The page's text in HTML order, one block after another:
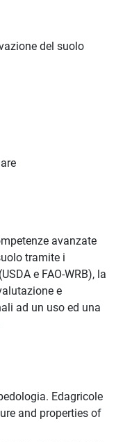
del suolo
avanzate
tramite i
e FAO-WRB), la
e
ad un uso ed una
Edagricole
and properties of